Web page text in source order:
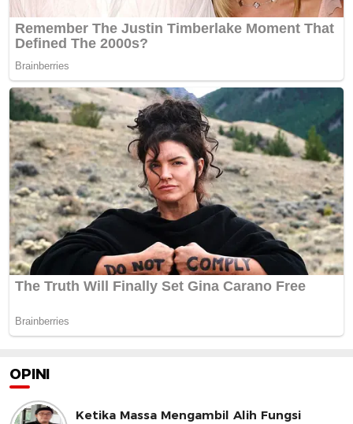
OPINI
Ketika Massa Mengambil Alih Fungsi